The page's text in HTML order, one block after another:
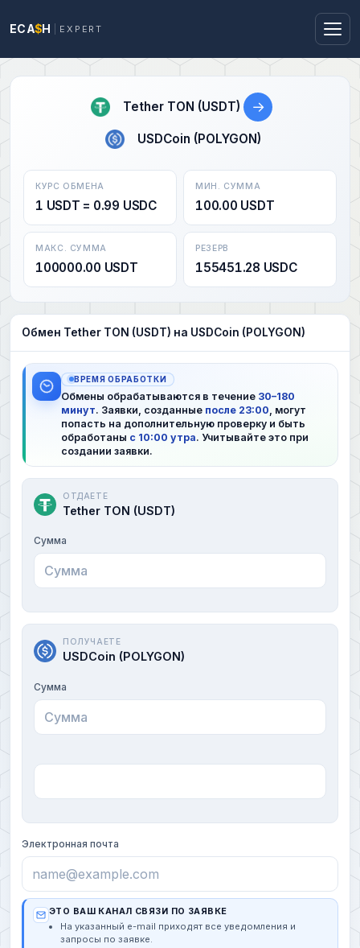
ECA$H EXPERT
Tether TON (USDT) →
USDCoin (POLYGON)
КУРС ОБМЕНА
1 USDT = 0.99 USDC
МИН. СУММА
100.00 USDT
МАКС. СУММА
100000.00 USDT
РЕЗЕРВ
155451.28 USDC
Обмен Tether TON (USDT) на USDCoin (POLYGON)
ВРЕМЯ ОБРАБОТКИ
Обмены обрабатываются в течение 30–180
минут. Заявки, созданные после 23:00 , могут
попасть на дополнительную проверку и быть
обработаны с 10:00 утра. Учитывайте это при
создании заявки.
ОТДАЕТЕ
Tether TON (USDT)
Сумма
ПОЛУЧАЕТЕ
USDCoin (POLYGON)
Сумма
Электронная почта
ЭТО ВАШ КАНАЛ СВЯЗИ ПО ЗАЯВКЕ
На указанный e-mail приходят все уведомления и
запросы по заявке.